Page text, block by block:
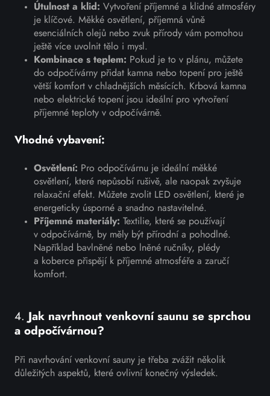
Útulnost a klid: Vytvoření příjemné a klidné atmosféry
je klíčové. Měkké osvětlení, příjemná vůně
esenciálních olejů nebo zvuk přírody vám pomohou
ještě více uvolnit tělo i mysl.
Kombinace s teplem: Pokud je to v plánu, můžete
do odpočívárny přidat kamna nebo topení pro ještě
větší komfort v chladnějších měsících. Krbová kamna
nebo elektrické topení jsou ideální pro vytvoření
příjemné teploty v odpočívárně.
Vhodné vybavení:
Osvětlení: Pro odpočívárnu je ideální měkké
osvětlení, které nepůsobí rušivě, ale naopak zvyšuje
relaxační efekt. Můžete zvolit LED osvětlení, které je
energeticky úsporné a snadno nastavitelné.
Příjemné materiály: Textilie, které se používají
v odpočívárně, by měly být přírodní a pohodlné.
Například bavlněné nebo lněné ručníky, plédy
a koberce přispějí k příjemné atmosféře a zaručí
komfort.
4.
Jak navrhnout venkovní saunu se sprchou
a odpočívárnou?
Při navrhování venkovní sauny je třeba zvážit několik
důležitých aspektů, které ovlivní konečný výsledek.